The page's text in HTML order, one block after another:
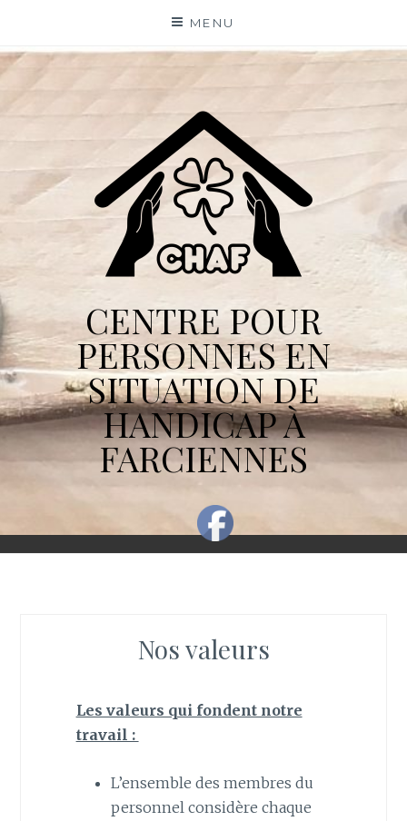
content
MENU
CENTRE POUR
PERSONNES EN
SITUATION DE
HANDICAP À
FARCIENNES
Nos valeurs
Les valeurs qui fondent notre
travail :
L’ensemble des membres du
personnel considère chaque